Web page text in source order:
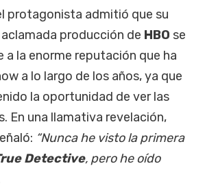
protagonista admitió que su
producción de HBO se
a la enorme reputación que ha
a lo largo de los años, ya que
la oportunidad de ver las
En una llamativa revelación,
“Nunca he visto la primera
Detective, pero he oído